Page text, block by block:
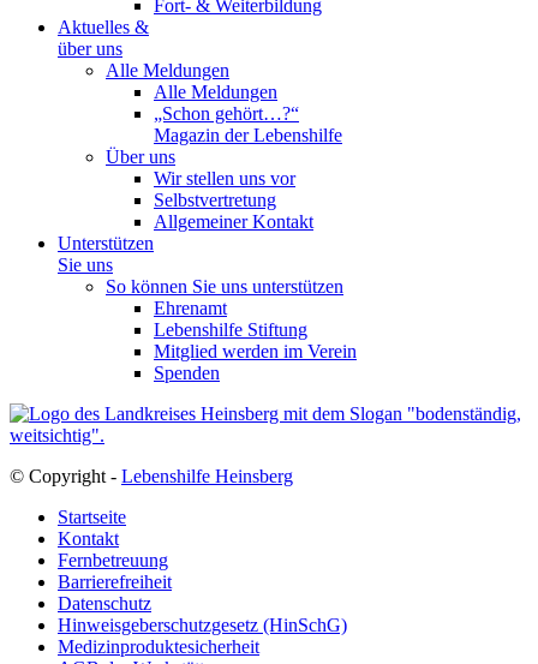
Fort- & Weiterbildung
Aktuelles &
über uns
Alle Meldungen
Alle Meldungen
„Schon gehört…?“
Magazin der Lebenshilfe
Über uns
Wir stellen uns vor
Selbstvertretung
Allgemeiner Kontakt
Unterstützen
Sie uns
So können Sie uns unterstützen
Ehrenamt
Lebenshilfe Stiftung
Mitglied werden im Verein
Spenden
© Copyright - Lebenshilfe Heinsberg
Startseite
Kontakt
Fernbetreuung
Barrierefreiheit
Datenschutz
Hinweisgeberschutzgesetz (HinSchG)
Medizinproduktesicherheit